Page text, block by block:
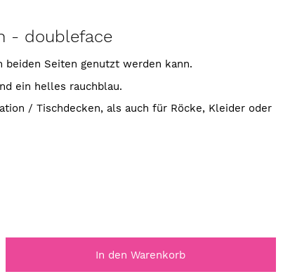
- doubleface
Seiten genutzt werden kann.
ein helles rauchblau.
/ Tischdecken, als auch für Röcke, Kleider oder
In den Warenkorb